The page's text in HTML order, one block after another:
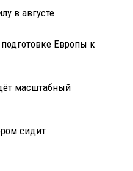
в августе
Европы к
масштабный
сидит